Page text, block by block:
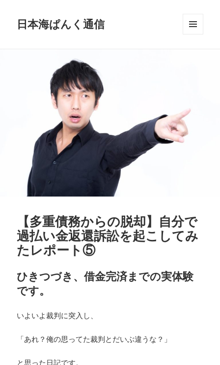
日本海ぱんく通信
【多重債務からの脱却】自分で
過払い金返還訴訟を起こしてみ
たレポート⑤
ひきつづき、借金完済までの実体験
です。
いよいよ裁判に突入し、
「あれ？俺の思ってた裁判とだいぶ違うな？」
と思った日記です。